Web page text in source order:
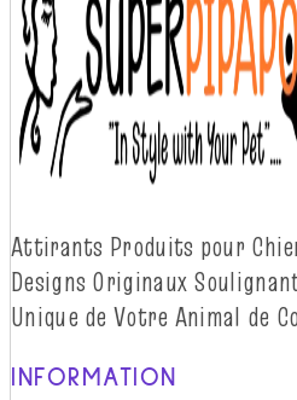
Attirants Produits pour
Designs Originaux
Unique de Votre Animal de
INFORMATION